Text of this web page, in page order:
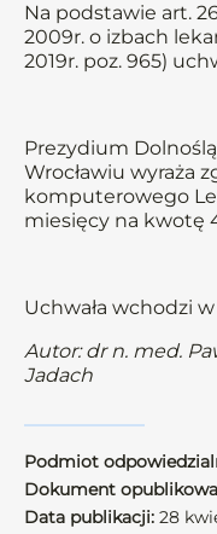
Na podstawie art.
2009r. o izbach
2019r. poz. 965)
Prezydium
Wrocławiu wyraża
komputerowego
miesięcy na kwotę
Uchwała wchodzi
Autor: dr n. med.
Jadach
Podmiot
Dokument
Data publikacji: 28